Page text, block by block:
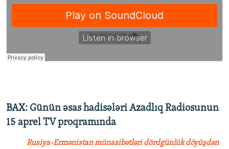
BAX: Günün əsas hadisələri Azadlıq Radiosunun
15 aprel TV proqramında
Rusiya-Ermənistan münasibətləri dördgünlük döyüşdən